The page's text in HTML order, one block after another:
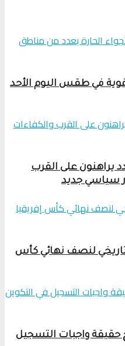
قوية في طقس اليوم الأحد
يراهنون على القرب
سياسي جديد
لنصف نهائي كأس
واجبات التسجيل